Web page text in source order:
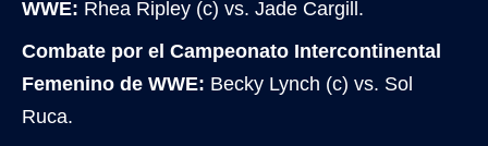
WWE: Rhea Ripley (c) vs. Jade Cargill.
Combate por el Campeonato Intercontinental
Femenino de WWE: Becky Lynch (c) vs. Sol
Ruca.